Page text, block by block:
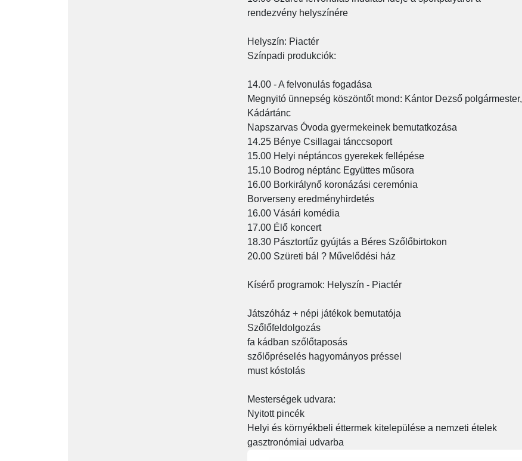
rendezvény helyszínére
Helyszín: Piactér
Színpadi produkciók:
14.00 - A felvonulás fogadása
Megnyitó ünnepség köszöntőt mond: Kántor Dezső polgármester,
Kádártánc
Napszarvas Óvoda gyermekeinek bemutatkozása
14.25 Bénye Csillagai tánccsoport
15.00 Helyi néptáncos gyerekek fellépése
15.10 Bodrog néptánc Együttes műsora
16.00 Borkirálynő koronázási ceremónia
Borverseny eredményhirdetés
16.00 Vásári komédia
17.00 Élő koncert
18.30 Pásztortűz gyújtás a Béres Szőlőbirtokon
20.00 Szüreti bál ? Művelődési ház
Kísérő programok: Helyszín - Piactér
Játszóház + népi játékok bemutatója
Szőlőfeldolgozás
fa kádban szőlőtaposás
szőlőpréselés hagyományos préssel
must kóstolás
Mesterségek udvara:
Nyitott pincék
Helyi és környékbeli éttermek kitelepülése a nemzeti ételek
gasztronómiai udvarba